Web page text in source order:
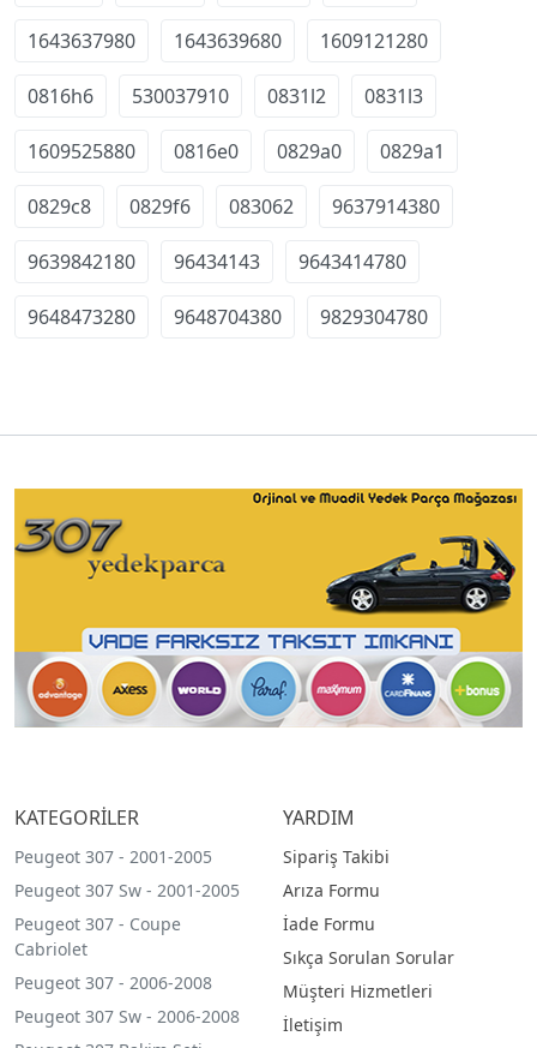
1643637980 1643639680 1609121280
0816h6 530037910 0831l2 0831l3
1609525880 0816e0 0829a0 0829a1
0829c8 0829f6 083062 9637914380
9639842180 96434143 9643414780
9648473280 9648704380 9829304780
KATEGORİLER
Peugeot 307 - 2001-2005
Peugeot 307 Sw - 2001-2005
Peugeot 307 - Coupe
Cabriolet
Peugeot 307 - 2006-2008
Peugeot 307 Sw - 2006-2008
YARDIM
Sipariş Takibi
Arıza Formu
İade Formu
Sıkça Sorulan Sorular
Müşteri Hizmetleri
İletişim